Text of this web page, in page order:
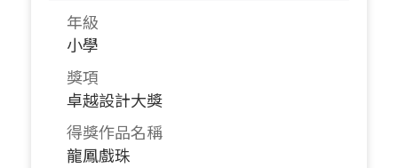
年級
小學
獎項
卓越設計大獎
得獎作品名稱
龍鳳戲珠